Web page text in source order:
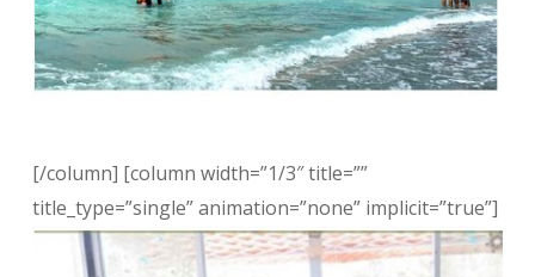
[/column] [column width=”1/3″ title=””
title_type=”single” animation=”none” implicit=”true”]